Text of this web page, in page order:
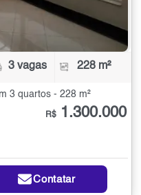
3 vagas 228 m²
3 quartos - 228 m²
R$ 1.300.000
Contatar